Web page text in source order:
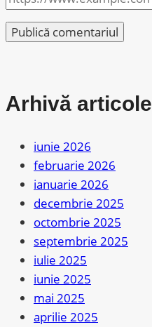
Arhivă articole
iunie 2026
februarie 2026
ianuarie 2026
decembrie 2025
octombrie 2025
septembrie 2025
iulie 2025
iunie 2025
mai 2025
aprilie 2025